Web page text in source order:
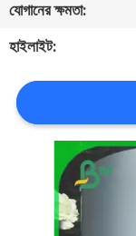
আমাদের
সাথে
যোগাযোগ
যোগানের ক্ষমতা:
হাইলাইট: